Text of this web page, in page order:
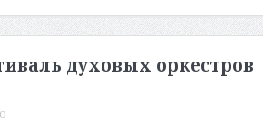
духовых оркестров